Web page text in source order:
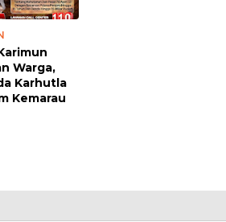
Warga,
Karhutla
Kemarau